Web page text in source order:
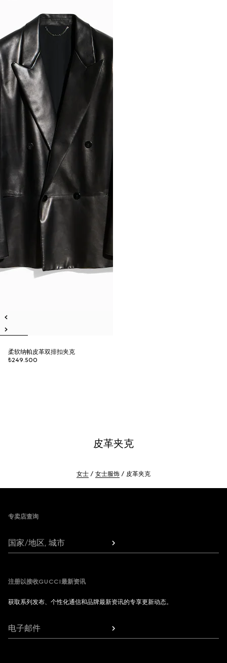
柔软纳帕皮革双排扣夹克
₺249.500
皮革夹克
女士 女士服饰 皮革夹克
专卖店查询
国家/地区, 城市
注册以接收GUCCI最新资讯
获取系列发布、个性化通信和品牌最新资讯的专享更新动态。
电子邮件